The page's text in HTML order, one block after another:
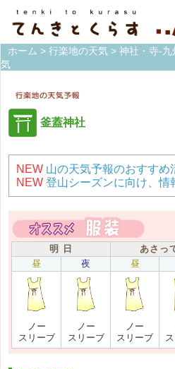
ホーム > 行楽地の天気 > 神社・寺-九
気
釜蓋神社
NEW 山の天気予報のおすすめ
NEW 登山シーズンに向け、情
明 日
あさっ
昼
夜 昼
ノー
スリーブ
ノー
スリーブ
ノー
スリーブ